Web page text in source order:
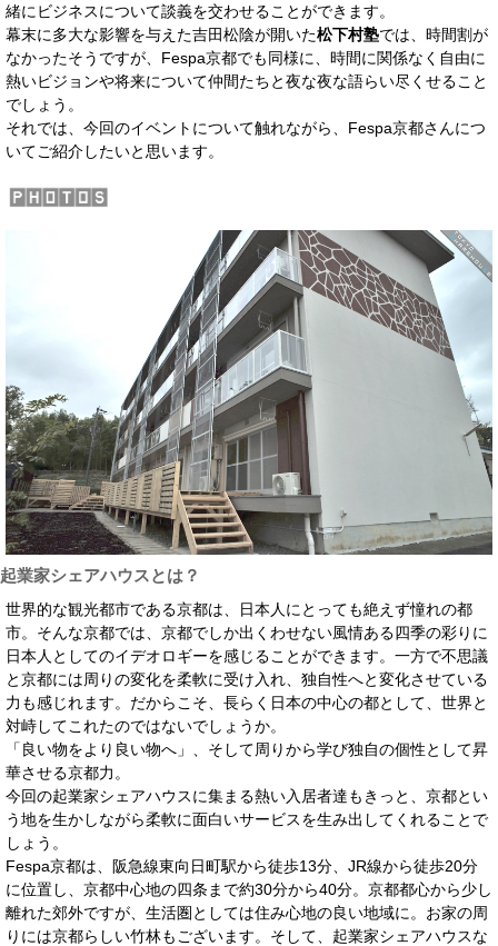
緒にビジネスについて談義を交わせることができます。
幕末に多大な影響を与えた吉田松陰が開いた松下村塾では、時間割が
なかったそうですが、Fespa京都でも同様に、時間に関係なく自由に
熱いビジョンや将来について仲間たちと夜な夜な語らい尽くせること
でしょう。
それでは、今回のイベントについて触れながら、Fespa京都さんにつ
いてご紹介したいと思います。
起業家シェアハウスとは？
世界的な観光都市である京都は、日本人にとっても絶えず憧れの都
市。そんな京都では、京都でしか出くわせない風情ある四季の彩りに
日本人としてのイデオロギーを感じることができます。一方で不思議
と京都には周りの変化を柔軟に受け入れ、独自性へと変化させている
力も感じれます。だからこそ、長らく日本の中心の都として、世界と
対峙してこれたのではないでしょうか。
「良い物をより良い物へ」、そして周りから学び独自の個性として昇
華させる京都力。
今回の起業家シェアハウスに集まる熱い入居者達もきっと、京都とい
う地を生かしながら柔軟に面白いサービスを生み出してくれることで
しょう。
Fespa京都は、阪急線東向日町駅から徒歩13分、JR線から徒歩20分
に位置し、京都中心地の四条まで約30分から40分。京都都心から少し
離れた郊外ですが、生活圏としては住み心地の良い地域に。お家の周
りには京都らしい竹林もございます。そして、起業家シェアハウスな